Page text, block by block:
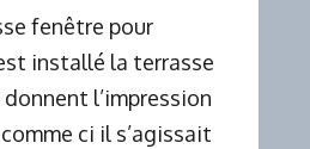
fenêtre pour
installé la terrasse
donnent l’impression
ci il s’agissait